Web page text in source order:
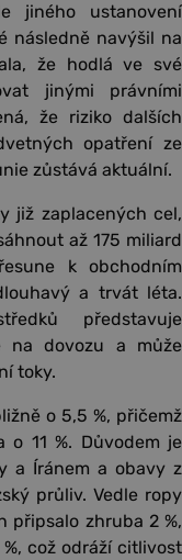
jiného ustanovení
následně navýšil na
že hodlá ve své
jinými právními
že riziko dalších
opatření ze
zůstává aktuální.
již zaplacených cel,
až 175 miliard
k obchodním
a trvát léta.
představuje
na dovozu a může
toky.
o 5,5 %, přičemž
o 11 %. Důvodem je
a Íránem a obavy z
průliv. Vedle ropy
připsalo zhruba 2 %,
což odráží citlivost